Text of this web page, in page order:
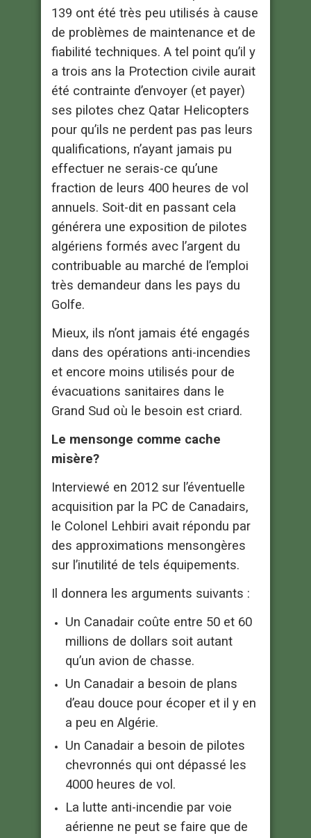
139 ont été très peu utilisés à cause
de problèmes de maintenance et de
fiabilité techniques. A tel point qu’il y
a trois ans la Protection civile aurait
été contrainte d’envoyer (et payer)
ses pilotes chez Qatar Helicopters
pour qu’ils ne perdent pas pas leurs
qualifications, n’ayant jamais pu
effectuer ne serais-ce qu’une
fraction de leurs 400 heures de vol
annuels. Soit-dit en passant cela
générera une exposition de pilotes
algériens formés avec l’argent du
contribuable au marché de l’emploi
très demandeur dans les pays du
Golfe.
Mieux, ils n’ont jamais été engagés
dans des opérations anti-incendies
et encore moins utilisés pour de
évacuations sanitaires dans le
Grand Sud où le besoin est criard.
Le mensonge comme cache
misère?
Interviewé en 2012 sur l’éventuelle
acquisition par la PC de Canadairs,
le Colonel Lehbiri avait répondu par
des approximations mensongères
sur l’inutilité de tels équipements.
Il donnera les arguments suivants :
Un Canadair coûte entre 50 et 60
millions de dollars soit autant
qu’un avion de chasse.
Un Canadair a besoin de plans
d’eau douce pour écoper et il y en
a peu en Algérie.
Un Canadair a besoin de pilotes
chevronnés qui ont dépassé les
4000 heures de vol.
La lutte anti-incendie par voie
aérienne ne peut se faire que de